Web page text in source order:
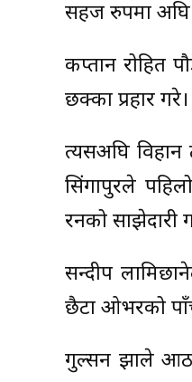
सहज रुपमा अघि
कप्तान
छक्का प्रहार गरे।
त्यसअघि विहान
सिंगापुरले
रनको साझेदारी
सन्दीप
छैटौं ओभरको
गुल्सन झाले